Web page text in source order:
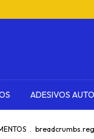
ADESIVOS
.